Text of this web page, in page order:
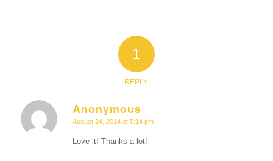
1
REPLY
Anonymous
says:
August 24, 2014 at 5:14 pm
Love it! Thanks a lot!